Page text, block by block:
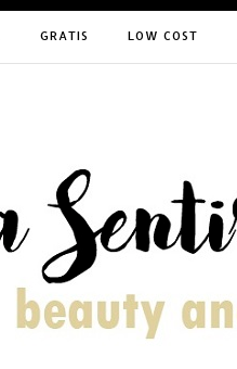
GRATIS LOW COST